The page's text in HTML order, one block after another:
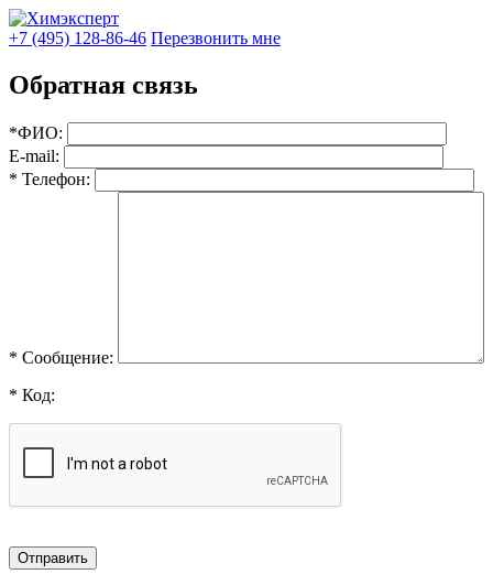
+7 (495) 128-86-46 Перезвонить мне
Обратная связь
*ФИО:
E-mail:
* Телефон:
* Сообщение:
* Код: